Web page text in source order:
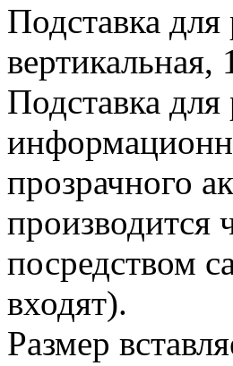
Подставка
Подставка
прозрачного
производится
посредством
входят).
Размер